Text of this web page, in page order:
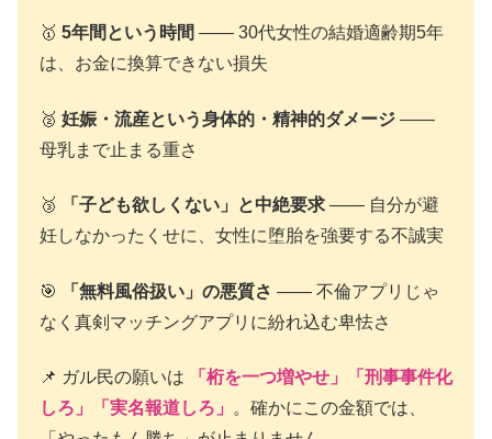
🥇 5年間という時間 ―― 30代女性の結婚適齢期5年
は、お金に換算できない損失
🥈 妊娠・流産という身体的・精神的ダメージ ――
母乳まで止まる重さ
🥉 「子ども欲しくない」と中絶要求 ―― 自分が避
妊しなかったくせに、女性に堕胎を強要する不誠実
🎯 「無料風俗扱い」の悪質さ ―― 不倫アプリじゃ
なく真剣マッチングアプリに紛れ込む卑怯さ
📌 ガル民の願いは
「桁を一つ増やせ」「刑事事件化
しろ」「実名報道しろ」
。確かにこの金額では、